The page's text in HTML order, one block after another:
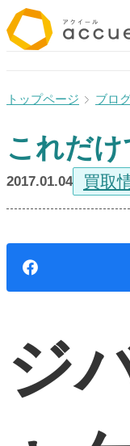
内
容
キ
プ
ブロ
これだ
2017.01.04 買取
ジ